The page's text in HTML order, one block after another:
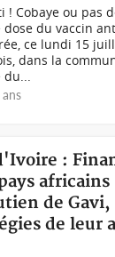
! Cobaye ou pas
dose du vaccin
ce lundi 15
dans la
du...
:
de
de leur